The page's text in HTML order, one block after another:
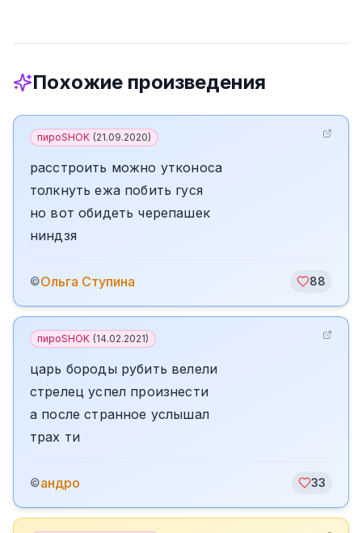
Похожие произведения
пироSHOK (21.09.2020)
расстроить можно утконоса
толкнуть ежа побить гуся
но вот обидеть черепашек
ниндзя
©Ольга Ступина 88
пироSHOK (14.02.2021)
царь бороды рубить велели
стрелец успел произнести
а после странное услышал
трах ти
©андро 33